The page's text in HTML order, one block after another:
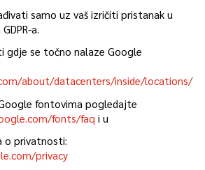
samo uz vaš izričiti pristanak u
a.
gdje se točno nalaze Google
about/datacenters/inside/locations/
fontovima pogledajte
fonts/faq i u
o privatnosti:
privacy